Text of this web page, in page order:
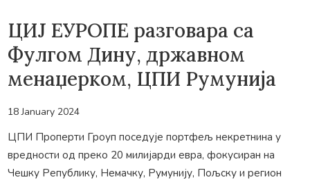
ЦИЈ ЕУРОПЕ разговара са
Фулгом Дину, државном
менаџерком, ЦПИ Румунија
18 January 2024
ЦПИ Проперти Гроуп поседује портфељ некретнина у
вредности од преко 20 милијарди евра, фокусиран на
Чешку Републику, Немачку, Румунију, Пољску и регион